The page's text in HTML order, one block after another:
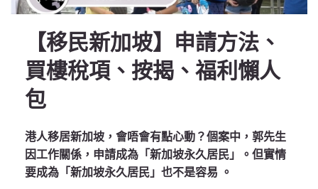
【移民新加坡】申請方法、
買樓稅項、按揭、福利懶人
包
港人移居新加坡，會唔會有點心動？個案中，郭先生
因工作關係，申請成為「新加坡永久居民」。但實情
要成為「新加坡永久居民」也不是容易 。